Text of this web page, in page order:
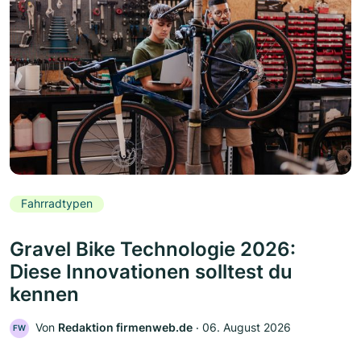
Fahrradtypen
Gravel Bike Technologie 2026:
Diese Innovationen solltest du
kennen
FW Von Redaktion firmenweb.de ‧ 06. August 2026